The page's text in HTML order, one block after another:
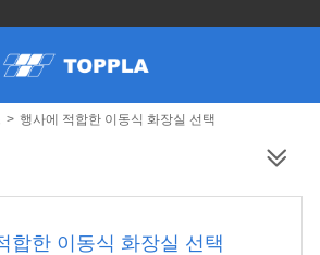
> 행사에 적합한 이동식 화장실 선택
합한 이동식 화장실 선택